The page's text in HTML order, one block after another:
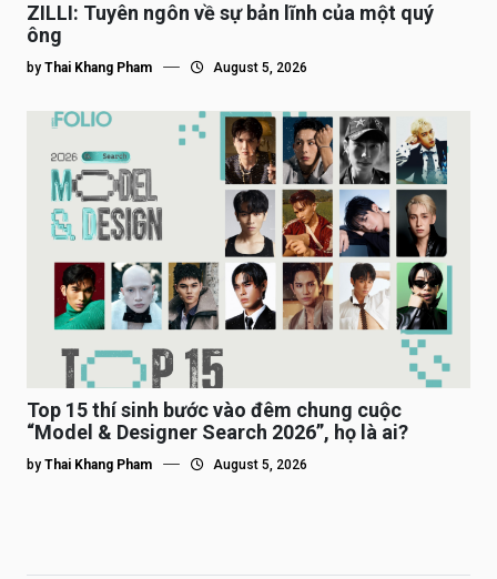
ZILLI: Tuyên ngôn về sự bản lĩnh của một quý
ông
by Thai Khang Pham August 5, 2026
Top 15 thí sinh bước vào đêm chung cuộc
“Model & Designer Search 2026”, họ là ai?
by Thai Khang Pham August 5, 2026